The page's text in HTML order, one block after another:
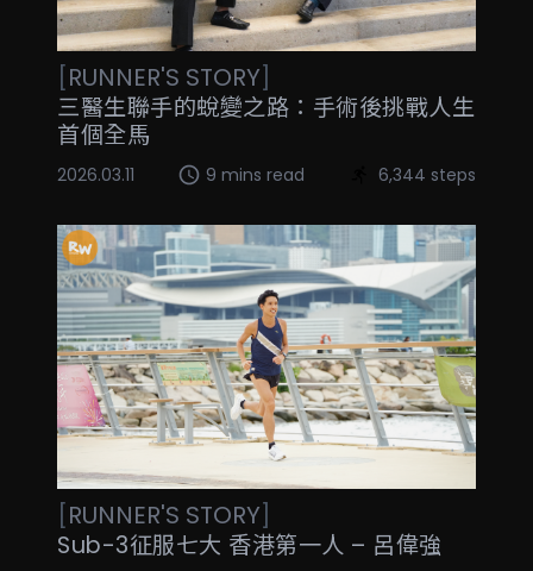
[RUNNER'S STORY]
三醫生聯手的蛻變之路：手術後挑戰人生
首個全馬
2026.03.11 9 mins read 6,344 steps
[RUNNER'S STORY]
Sub-3征服七大 香港第一人 – 呂偉強